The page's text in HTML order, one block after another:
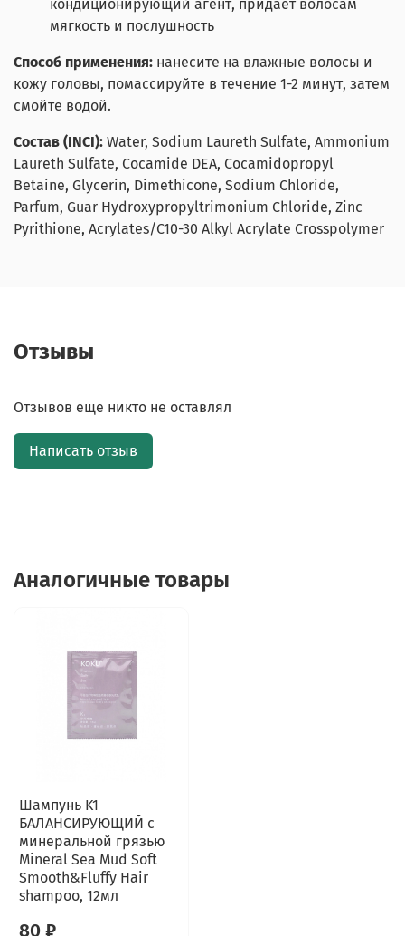
кондиционирующий агент, придаёт волосам
мягкость и послушность
Способ применения: нанесите на влажные волосы и
кожу головы, помассируйте в течение 1-2 минут, затем
смойте водой.
Состав (INCI): Water, Sodium Laureth Sulfate, Ammonium
Laureth Sulfate, Cocamide DEA, Cocamidopropyl
Betaine, Glycerin, Dimethicone, Sodium Chloride,
Parfum, Guar Hydroxypropyltrimonium Chloride, Zinc
Pyrithione, Acrylates/C10-30 Alkyl Acrylate Crosspolymer
Отзывы
Отзывов еще никто не оставлял
Написать отзыв
Аналогичные товары
Шампунь K1
БАЛАНСИРУЮЩИЙ с
минеральной грязью
Mineral Sea Mud Soft
Smooth&Fluffy Hair
shampoo, 12мл
80 ₽